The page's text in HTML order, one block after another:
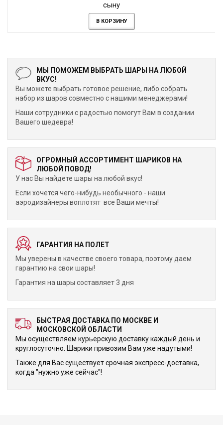
сыну
В КОРЗИНУ
МЫ ПОМОЖЕМ ВЫБРАТЬ ШАРЫ НА ЛЮБОЙ
ВКУС!
Вы можете выбрать готовое решение, либо собрать
набор из шаров совместно с нашими менеджерами!
Наши сотрудники с радостью помогут Вам в создании
Вашего шедевра!
ОГРОМНЫЙ АССОРТИМЕНТ ШАРИКОВ НА
ЛЮБОЙ ПОВОД!
У нас Вы найдете шары на любой вкус!
Если хочется чего-нибудь необычного - наши
аэродизайнеры воплотят все Ваши мечты!
ГАРАНТИЯ НА ПОЛЕТ
Мы уверены в качестве своего товара, поэтому даем
гарантию на свои шары!
Гарантия на шары составляет 3 дня
БЫСТРАЯ ДОСТАВКА ПО МОСКВЕ И
МОСКОВСКОЙ ОБЛАСТИ
Мы осуществляем курьерскую доставку каждый день и
круглосуточно. Шарики привозим Вам уже надутыми!
Также для Вас существует срочная экспресс-доставка,
когда "нужно уже сейчас"!